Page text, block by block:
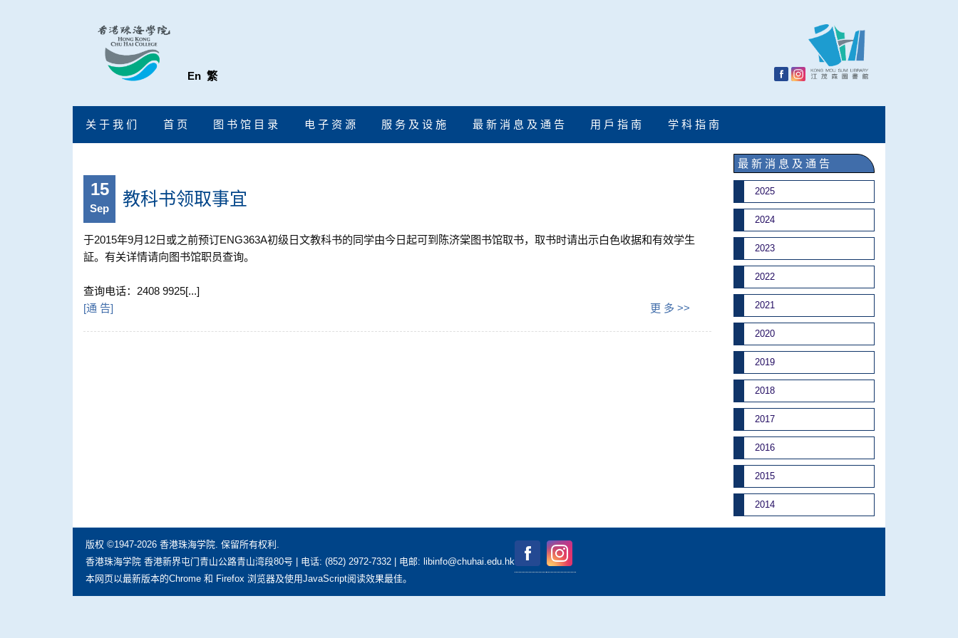
En 繁
关 于 我 们 首 页 图 书 馆 目 录 电 子 资 源 服 务 及 设 施 最 新 消 息 及 通 告 用 戶 指 南 学 科 指 南
15
Sep 教科书领取事宜
于2015年9月12日或之前预订ENG363A初级日文教科书的同学由今日起可到陈济棠图书馆取书，取书时请出示白色收据和有效学生
証。有关详情请向图书馆职员查询。
查询电话：2408 9925[...]
[通 告] 更 多 >>
最 新 消 息 及 通 告
2025
2024
2023
2022
2021
2020
2019
2018
2017
2016
2015
2014
版权 ©1947-2026 香港珠海学院. 保留所有权利.
香港珠海学院 香港新界屯门青山公路青山湾段80号 | 电话: (852) 2972-7332 | 电邮: libinfo@chuhai.edu.hk
本网页以最新版本的Chrome 和 Firefox 浏览器及使用JavaScript阅读效果最佳。